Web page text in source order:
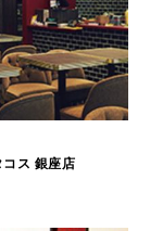
コス 銀座店